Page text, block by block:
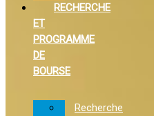
RECHERCHE
ET
PROGRAMME
DE
BOURSE
Recherche